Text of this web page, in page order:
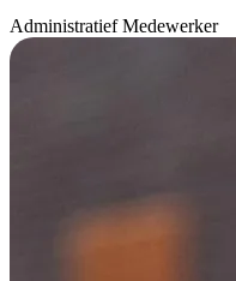
Administratief Medewerker